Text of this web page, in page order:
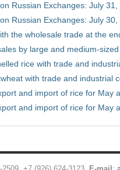
Russian Exchanges: July 31,
Russian Exchanges: July 30,
the wholesale trade at the
by large and medium-
rice with trade and
with trade and industrial
and import of rice for May
and import of rice for May